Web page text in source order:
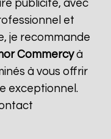
publicité, avec
et
je recommande
Commercyà
à vous offrir
exceptionnel.